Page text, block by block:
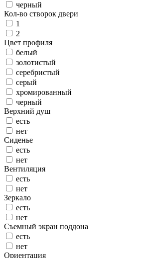
черный
Кол-во створок двери
1
2
Цвет профиля
белый
золотистый
серебристый
серый
хромированный
черный
Верхний душ
есть
нет
Сиденье
есть
нет
Вентиляция
есть
нет
Зеркало
есть
нет
Съемный экран поддона
есть
нет
Ориентация